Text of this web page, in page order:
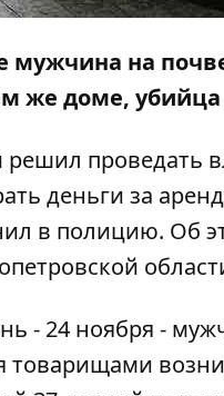
мужчина на
же доме,
проведать
деньги за
в полицию. Об
- 24 ноября -